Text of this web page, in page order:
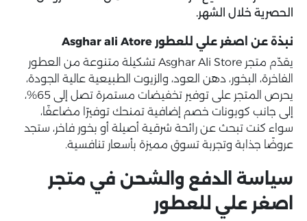
الحصرية خلال الشهر.
نبذة عن اصغر علي للعطور Asghar ali Atore
يقدّم متجر Asghar Ali Store تشكيلة متنوعة من العطور
الفاخرة، البخور، دهن العود، والزيوت الطبيعية عالية الجودة،
يحرص المتجر على توفير تخفيضات مستمرة تصل إلى 65%،
إلى جانب كوبونات خصم إضافية تمنحك توفيرًا مضاعفًا،
سواء كنت تبحث عن رائحة شرقية أصيلة أو بخور فاخر، ستجد
عروضًا جذابة وتجربة تسوق مميزة بأسعار تنافسية.
سياسة الدفع والشحن في متجر
اصغر علي للعطور